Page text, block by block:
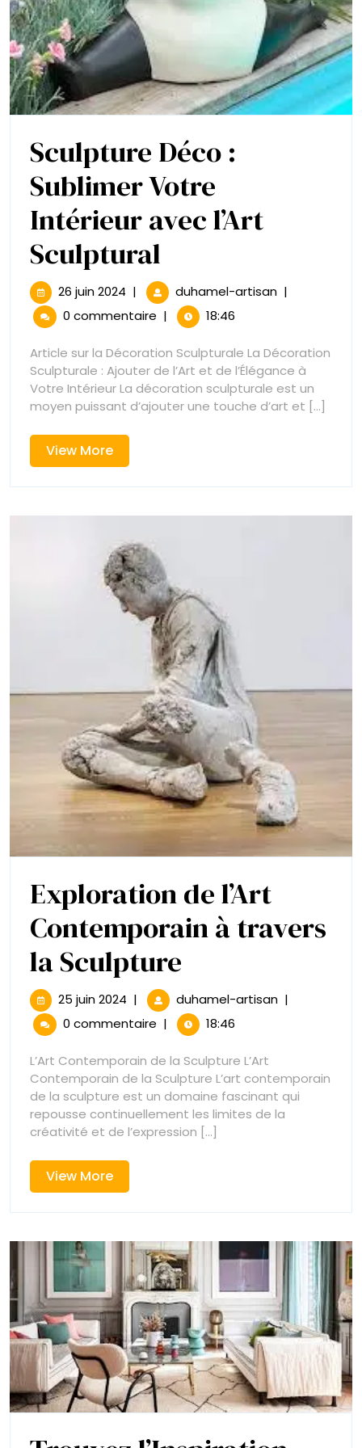
Sculpture Déco :
Sublimer Votre
Intérieur avec l’Art
Sculptural
Déco
:
Sublimer
Votre
Intérieur
l’Art
Sculptural
26 juin 2024 26
juin
| duhamel-artisanSculpture
Votre
Intérieur
avec
l’Art
|
0 commentaire | 18:46
Article sur la Décoration Sculpturale La Décoration
Sculpturale : Ajouter de l’Art et de l’Élégance à
Votre Intérieur La décoration sculpturale est un
moyen puissant d’ajouter une touche d’art et [...]
View MoreView
More
Exploration de l’Art
Contemporain à travers
la Sculpture
de
l’Art
Contemporain
à
travers
25 juin 2024 25
juin
| duhamel-artisanExploration
travers
la
Sculpture
|
0 commentaire | 18:46
L’Art Contemporain de la Sculpture L’Art
Contemporain de la Sculpture L’art contemporain
de la sculpture est un domaine fascinant qui
repousse continuellement les limites de la
créativité et de l’expression [...]
View MoreView
More